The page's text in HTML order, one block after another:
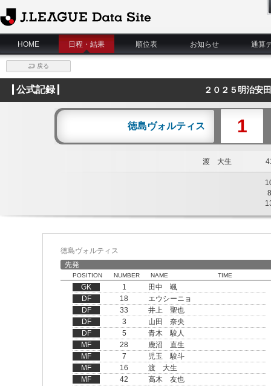
J.League Data Site
HOME
日程・結果 順位表 お知らせ 通算
戻る
公式記録 ２０２５明治安
徳島ヴォルティス 1
渡 大生
8
徳島ヴォルティス
先発
POSITION NUMBER NAME TIME
GK 1
田中 颯
DF
18
エウシーニョ
DF
33
井上 聖也
DF
3
山田 奈央
DF
5
青木 駿人
MF
28
鹿沼 直生
MF
7
児玉 駿斗
MF
16
渡 大生
MF
42
高木 友也